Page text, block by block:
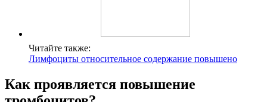
Читайте также:
Лимфоциты относительное содержание повышено
Как проявляется повышение